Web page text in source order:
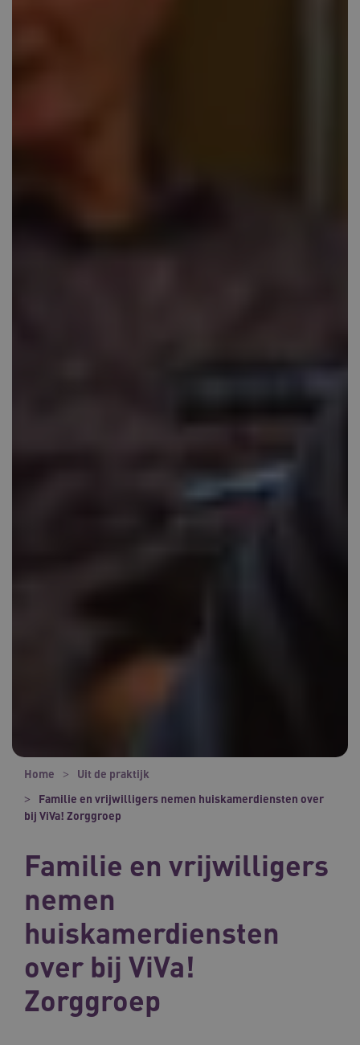
Home
Uit de praktijk
Familie en vrijwilligers nemen huiskamerdiensten over
bij ViVa! Zorggroep
Familie en vrijwilligers
nemen
huiskamerdiensten
over bij ViVa!
Zorggroep